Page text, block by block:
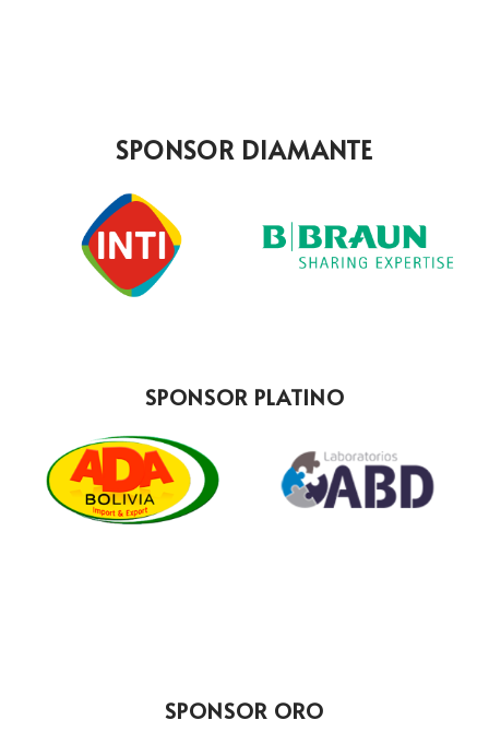
SPONSOR DIAMANTE
SPONSOR PLATINO
SPONSOR ORO